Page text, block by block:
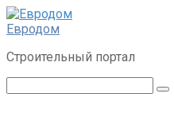
Перейти
к
Евродом
Строительный портал